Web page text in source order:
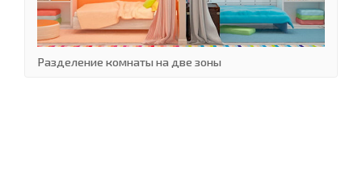
Разделение комнаты на две зоны